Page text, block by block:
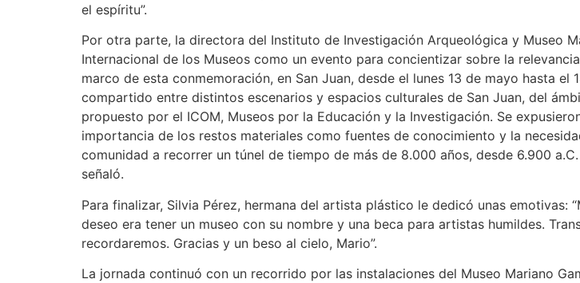
el espíritu”.
Por otra parte, la directora del Instituto de Investigación Arqueológica y Museo
Internacional de los Museos como un evento para concientizar sobre la
marco de esta conmemoración, en San Juan, desde el lunes 13 de mayo hasta
compartido entre distintos escenarios y espacios culturales de San Juan, del
propuesto por el ICOM, Museos por la Educación y la Investigación. Se
importancia de los restos materiales como fuentes de conocimiento y la
comunidad a recorrer un túnel de tiempo de más de 8.000 años, desde 6.900
señaló.
Para finalizar, Silvia Pérez, hermana del artista plástico le dedicó unas emotivas:
deseo era tener un museo con su nombre y una beca para artistas humildes.
recordaremos. Gracias y un beso al cielo, Mario”.
La jornada continuó con un recorrido por las instalaciones del Museo Mariano